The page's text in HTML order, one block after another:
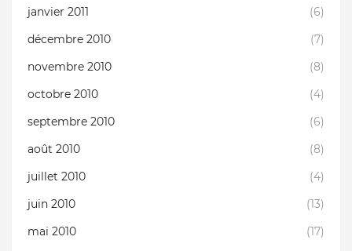
janvier 2011
(6)
décembre 2010
(7)
novembre 2010
(8)
octobre 2010
(4)
septembre 2010
(6)
août 2010
(8)
juillet 2010
(4)
juin 2010
(13)
mai 2010
(17)